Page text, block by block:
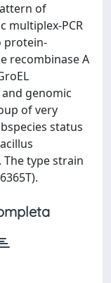
of
multiplex-PCR
protein-
recombinase A
genomic
of very
status
type strain